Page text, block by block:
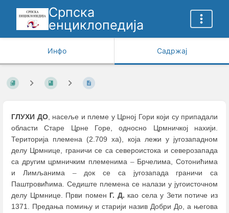
Српска
енциклопедија
Инфо Садржај
ГЛУХИ ДО, насеље и племе у Црној Гори који су припадали
области Старе Црне Горе, односно Црмничкој нахији.
Територија племена (2.709 ха), која лежи у југозападном
делу Црмнице, граничи се са североистока и северозапада
са другим црмничким племенима –Брчелима, Сотонићима
и Лимљанима –док се са југозапада граничи са
Паштровићима. Седиште племена се налази у југоисточном
делу Црмнице. Први помен Г. Д. као села у Зети потиче из
1371. Предања помињу и старији назив Добри До, а његова